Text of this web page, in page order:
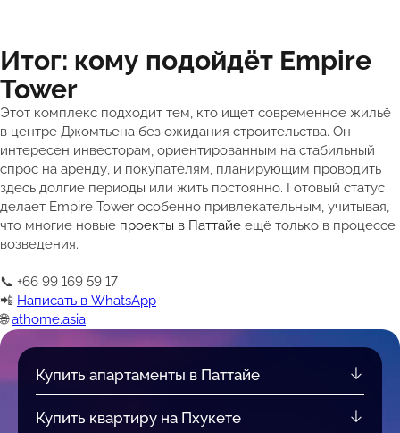
Итог: кому подойдёт Empire
Tower
Этот комплекс подходит тем, кто ищет современное жильё
в центре Джомтьена без ожидания строительства. Он
интересен инвесторам, ориентированным на стабильный
спрос на аренду, и покупателям, планирующим проводить
здесь долгие периоды или жить постоянно. Готовый статус
делает Empire Tower особенно привлекательным, учитывая,
что многие новые проекты в Паттайе ещё только в процессе
возведения.
📞 +66 99 169 59 17
📲 Написать в WhatsApp
🌐 athome.asia
Купить апартаменты в Паттайе
Купить квартиру на Пхукете